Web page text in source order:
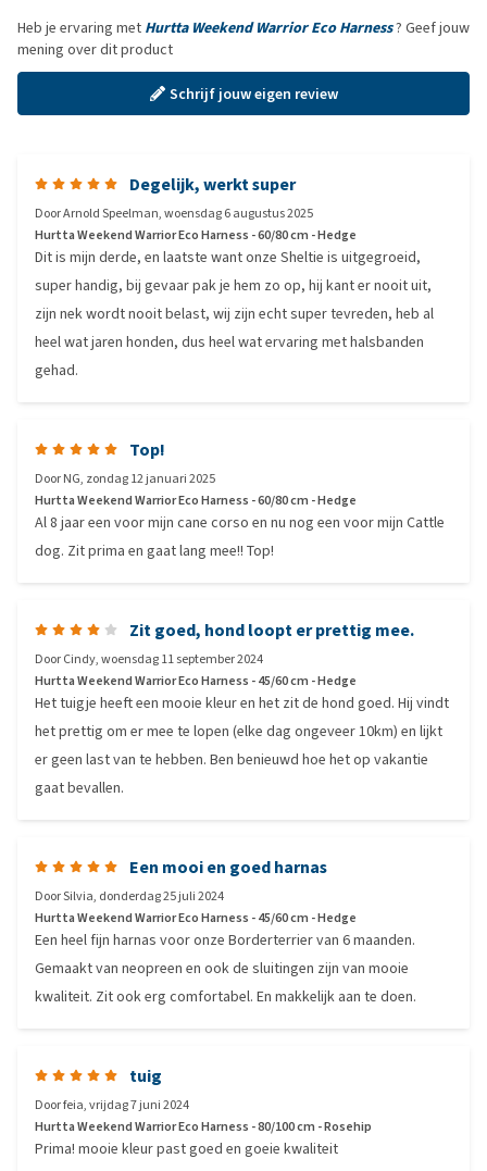
Heb je ervaring met Hurtta Weekend Warrior Eco Harness? Geef jouw
mening over dit product
Schrijf jouw eigen review
Degelijk, werkt super
DoorArnold Speelman,woensdag 6 augustus 2025
Hurtta Weekend Warrior Eco Harness - 60/80 cm - Hedge
Dit is mijn derde, en laatste want onze Sheltie is uitgegroeid,
super handig, bij gevaar pak je hem zo op, hij kant er nooit uit,
zijn nek wordt nooit belast, wij zijn echt super tevreden, heb al
heel wat jaren honden, dus heel wat ervaring met halsbanden
gehad.
Top!
DoorNG, zondag 12 januari 2025
Hurtta Weekend Warrior Eco Harness - 60/80 cm - Hedge
Al 8 jaar een voor mijn cane corso en nu nog een voor mijn Cattle
dog. Zit prima en gaat lang mee!! Top!
Zit goed, hond loopt er prettig mee.
DoorCindy,woensdag 11 september 2024
Hurtta Weekend Warrior Eco Harness - 45/60 cm - Hedge
Het tuigje heeft een mooie kleur en het zit de hond goed. Hij vindt
het prettig om er mee te lopen (elke dag ongeveer 10km) en lijkt
er geen last van te hebben. Ben benieuwd hoe het op vakantie
gaat bevallen.
Een mooi en goed harnas
DoorSilvia, donderdag 25 juli 2024
Hurtta Weekend Warrior Eco Harness - 45/60 cm - Hedge
Een heel fijn harnas voor onze Borderterrier van 6 maanden.
Gemaakt van neopreen en ook de sluitingen zijn van mooie
kwaliteit. Zit ook erg comfortabel. En makkelijk aan te doen.
tuig
Doorfeia,vrijdag 7 juni 2024
Hurtta Weekend Warrior Eco Harness - 80/100 cm - Rosehip
Prima! mooie kleur past goed en goeie kwaliteit